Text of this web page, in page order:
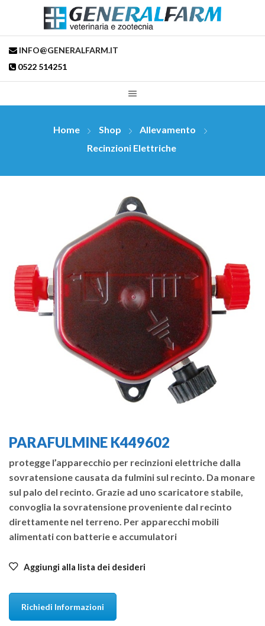
INFO@GENERALFARM.IT
0522 514251
Home Shop
Allevamento
Recinzioni Elettriche
PARAFULMINE K449602
protegge l’apparecchio per recinzioni elettriche dalla
sovratensione causata da fulmini sul recinto. Da monare
sul palo del recinto. Grazie ad uno scaricatore stabile,
convoglia la sovratensione proveniente dal recinto
direttamente nel terreno. Per apparecchi mobili
alimentati con batterie e accumulatori
Aggiungi alla lista dei desideri
Richiedi Informazioni